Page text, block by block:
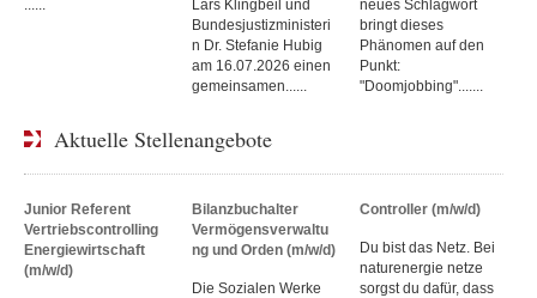
Lars Klingbeil und
Bundesjustizministeri
n Dr. Stefanie Hubig
am 16.07.2026 einen
gemeinsamen......
neues Schlagwort
bringt dieses
Phänomen auf den
Punkt:
"Doomjobbing".......
Aktuelle Stellenangebote
Junior Referent
Vertriebscontrolling
Energiewirtschaft
(m/w/d)
Bilanzbuchalter
Vermögensverwaltu
ng und Orden (m/w/d)
Die Sozialen Werke
Controller (m/w/d)
Du bist das Netz. Bei
naturenergie netze
sorgst du dafür, dass